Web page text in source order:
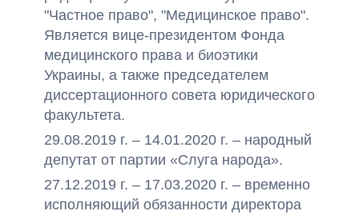
"Частное право", "Медицинское право".
Является вице-президентом Фонда
медицинского права и биоэтики
Украины, а также председателем
диссертационного совета юридического
факультета.
29.08.2019 г. – 14.01.2020 г. – народный
депутат от партии «Слуга народа».
27.12.2019 г. – 17.03.2020 г. – временно
исполняющий обязанности директора